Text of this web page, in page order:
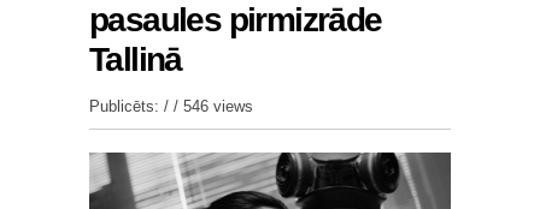
pasaules pirmizrāde
Tallinā
Publicēts: / / 546 views